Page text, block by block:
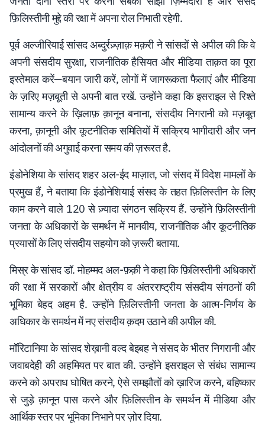
फ़िलिस्तीनी मुद्दे की रक्षा में अपना रोल निभाती रहेगी.
पूर्व अल्जीरियाई सांसद अब्दुर्रज़्ज़ाक़ मक़री ने सांसदों से अपील की कि वे
अपनी संसदीय सुरक्षा, राजनीतिक हैसियत और मीडिया ताक़त का पूरा
इस्तेमाल करें—बयान जारी करें, लोगों में जागरूकता फैलाएं और मीडिया
के ज़रिए मज़बूती से अपनी बात रखें. उन्होंने कहा कि इसराइल से रिश्ते
सामान्य करने के ख़िलाफ़ क़ानून बनाना, संसदीय निगरानी को मज़बूत
करना, क़ानूनी और कूटनीतिक समितियों में सक्रिय भागीदारी और जन
आंदोलनों की अगुवाई करना समय की ज़रूरत है.
इंडोनेशिया के सांसद शहर अल-ईद माज़ात, जो संसद में विदेश मामलों के
प्रमुख हैं, ने बताया कि इंडोनेशियाई संसद के तहत फ़िलिस्तीन के लिए
काम करने वाले 120 से ज़्यादा संगठन सक्रिय हैं. उन्होंने फ़िलिस्तीनी
जनता के अधिकारों के समर्थन में मानवीय, राजनीतिक और कूटनीतिक
प्रयासों के लिए संसदीय सहयोग को ज़रूरी बताया.
मिस्र के सांसद डॉ. मोहम्मद अल-फ़क़ी ने कहा कि फ़िलिस्तीनी अधिकारों
की रक्षा में सरकारों और क्षेत्रीय व अंतरराष्ट्रीय संसदीय संगठनों की
भूमिका बेहद अहम है. उन्होंने फ़िलिस्तीनी जनता के आत्म-निर्णय के
अधिकार के समर्थन में नए संसदीय क़दम उठाने की अपील की.
मॉरिटानिया के सांसद शेख़ानी वल्द बेइबह ने संसद के भीतर निगरानी और
जवाबदेही की अहमियत पर बात की. उन्होंने इसराइल से संबंध सामान्य
करने को अपराध घोषित करने, ऐसे समझौतों को ख़ारिज करने, बहिष्कार
से जुड़े क़ानून पास करने और फ़िलिस्तीन के समर्थन में मीडिया और
आर्थिक स्तर पर भूमिका निभाने पर ज़ोर दिया.